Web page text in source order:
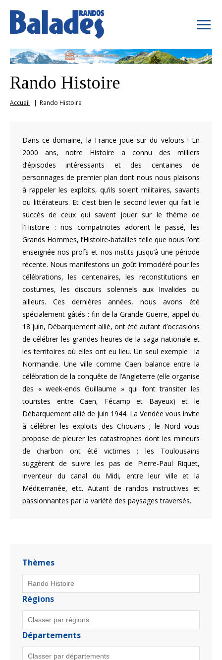
Rando Histoire
Accueil Rando Histoire
Dans ce domaine, la France joue sur du velours ! En
2000 ans, notre Histoire a connu des milliers
d’épisodes intéressants et des centaines de
personnages de premier plan dont nous nous plaisons
à rappeler les exploits, qu’ils soient militaires, savants
ou littérateurs. Et c’est bien le second levier qui fait le
succès de ceux qui savent jouer sur le thème de
l’Histoire : nos compatriotes adorent le passé, les
Grands Hommes, l’Histoire-batailles telle que nous l’ont
enseignée nos profs et nos instits jusqu’à une période
récente. Nous manifestons un goût immodéré pour les
célébrations, les centenaires, les reconstitutions en
costumes, les discours solennels aux Invalides ou
ailleurs. Ces dernières années, nous avons été
spécialement gâtés : fin de la Grande Guerre, appel du
18 juin, Débarquement allié, ont été autant d’occasions
de célébrer les grandes heures de la saga nationale et
les territoires où elles ont eu lieu. Un seul exemple : la
Normandie. Une ville comme Caen balance entre la
célébration de la conquête de l’Angleterre (elle organise
des « week-ends Guillaume » qui font transiter les
touristes entre Caen, Fécamp et Bayeux) et le
Débarquement allié de juin 1944. La Vendée vous invite
à célébrer les exploits des Chouans ; le Nord vous
propose de pleurer les catastrophes dont les mineurs
de charbon ont été victimes ; les Toulousains
suggèrent de suivre les pas de Pierre-Paul Riquet,
inventeur du canal du Midi, entre leur ville et la
Méditerranée, etc. Autant de randos instructives et
passionnantes par la variété des paysages traversés.
Thèmes
Régions
Départements